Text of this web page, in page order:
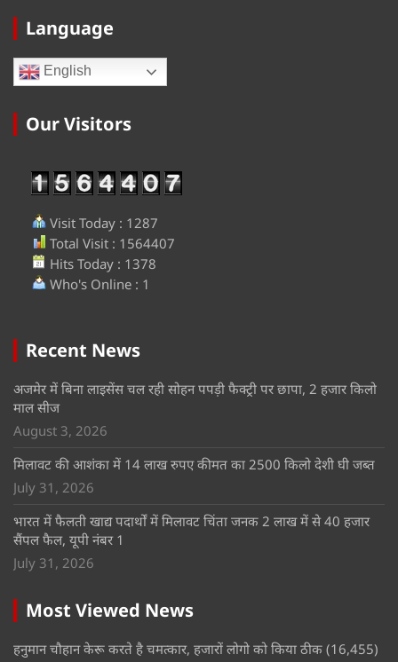
Language
English
Our Visitors
Visit Today : 1287
Total Visit : 1564407
Hits Today : 1378
Who's Online : 1
Recent News
अजमेर में बिना लाइसेंस चल रही सोहन पपड़ी फैक्ट्री पर छापा, 2 हजार किलो
माल सीज
August 3, 2026
मिलावट की आशंका में 14 लाख रुपए कीमत का 2500 किलो देशी घी जब्त
July 31, 2026
भारत में फैलती खाद्य पदार्थों में मिलावट चिंता जनक 2 लाख में से 40 हजार
सैंपल फैल, यूपी नंबर 1
July 31, 2026
Most Viewed News
हनुमान चौहान केरू करते है चमत्कार, हजारों लोगो को किया ठीक (16,455)